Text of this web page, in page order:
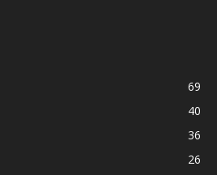
69
40
36
26